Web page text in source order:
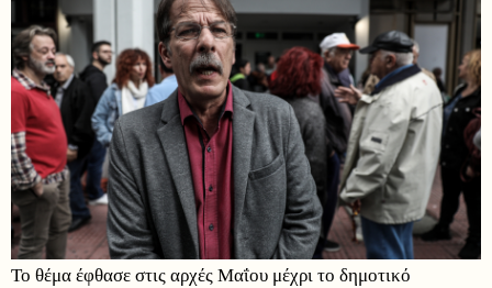
Το θέμα έφθασε στις αρχές Μαΐου μέχρι το δημοτικό